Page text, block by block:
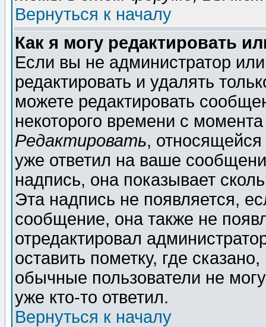
Вернуться к началу
Как я могу редактировать
Если вы не администратор
редактировать и удалять
можете редактировать
некоторого времени с
Редактировать,
уже ответил на ваше
надпись, она показывает
Эта надпись не появляется,
сообщение, она также не
отредактировал
оставить пометку, где
обычные пользователи не
уже кто-то ответил.
Вернуться к началу